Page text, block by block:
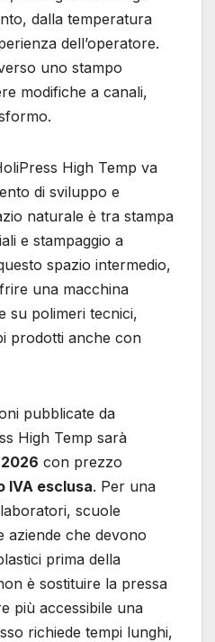
dalla temperatura
dell’operatore.
uno stampo
modifiche a canali,
High Temp va
di sviluppo e
naturale è tra stampa
e stampaggio a
spazio intermedio,
una macchina
su polimeri tecnici,
prodotti anche con
pubblicate da
High Temp sarà
con prezzo
IVA esclusa. Per una
scuole
aziende che devono
prima della
è sostituire la pressa
più accessibile una
richiede tempi lunghi,